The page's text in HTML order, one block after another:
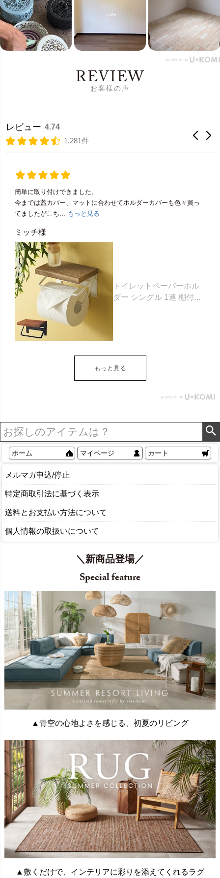
REVIEW
お客様の声
レビュー 4.74
1,281件
簡単に取り付けできました。
今までは蓋カバー、マットに合わせてホルダーカバーも色々買っ
てましたがこち...
もっと見る
ミッチ様
トイレットペーパーホル
ダー シングル 1連 棚付き
ダー 収納 DIY アンティー
ク ヴィンテージ ナチュラ
リア アジアン [84302] ホ
もっと見る
ホーム マイページ カート
メルマガ申込/停止
特定商取引法に基づく表示
送料とお支払い方法について
個人情報の取扱いについて
＼新商品登場／
Special feature
▲青空の心地よさを感じる、初夏のリビング
▲敷くだけで、インテリアに彩りを添えてくれるラグ